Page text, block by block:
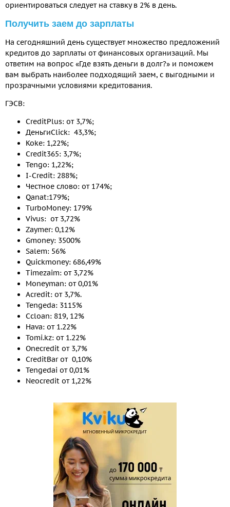
ориентироваться следует на ставку в 2% в день.
Получить заем до зарплаты
На сегодняшний день существует множество предложений
кредитов до зарплаты от финансовых организаций. Мы
ответим на вопрос «Где взять деньги в долг?» и поможем
вам выбрать наиболее подходящий заем, с выгодными и
прозрачными условиями кредитования.
ГЭСВ:
CreditPlus: от 3,7%;
ДеньгиClick: 43,3%;
Koke: 1,22%;
Credit365: 3,7%;
Tengo: 1,22%;
I-Credit: 288%;
Честное слово: от 174%;
Qanat:179%;
TurboMoney: 179%
Vivus: от 3,72%
Zaymer: 0,12%
Gmoney: 3500%
Salem: 56%
Quickmoney: 686,49%
Timezaim: от 3,72%
Moneyman: от 0,01%
Acredit: от 3,7%.
Tengeda: 3115%
Ccloan: 819, 12%
Hava: от 1.22%
Tomi.kz: от 1.22%
Onecredit от 3,7%
CreditBar от 0,10%
Tengedai от 0,01%
Neocredit от 1,22%